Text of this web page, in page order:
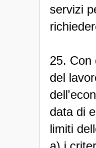
servizi
25. Con
del
data di
limiti